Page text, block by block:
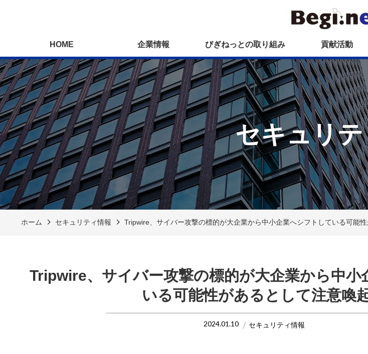
HOME 企業情報 びぎねっとの取り組み 貢献活動
セキュリ
ホーム セキュリティ情報 Tripwire、サイバー攻撃の標的が大企業から中小企業へシフトしている可能
Tripwire、サイバー攻撃の標的が大企業から中小
いる可能性があるとして注意喚
2024.01.10 セキュリティ情報